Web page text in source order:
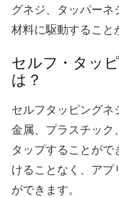
グネジ、タッパーネ
材料に駆動すること
セルフ・タッ
は？
セルフタッピングネ
金属、プラスチック
タップすることが
けることなく、アプ
ができます。